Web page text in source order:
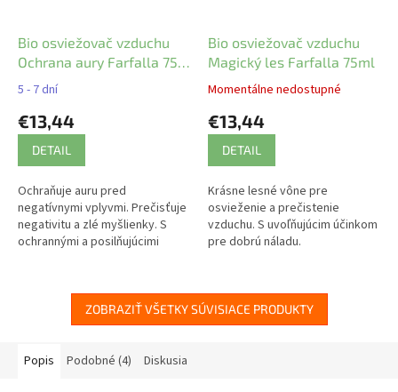
Bio osviežovač vzduchu
Ochrana aury Farfalla 75
5 - 7 dní
€13,44
DETAIL
Ochraňuje auru pred
negatívnymi vplyvmi. Prečisťuje
negativitu a zlé myšlienky. S
ochrannými a posilňujúcimi
Bio osviežovač vzduchu
Magický les Farfalla 75ml
Momentálne nedostupné
€13,44
DETAIL
Krásne lesné vône pre
osvieženie a prečistenie
vzduchu. S uvoľňujúcim účinkom
pre dobrú náladu.
ZOBRAZIŤ VŠETKY SÚVISIACE PRODUKTY
Popis Podobné (4) Diskusia